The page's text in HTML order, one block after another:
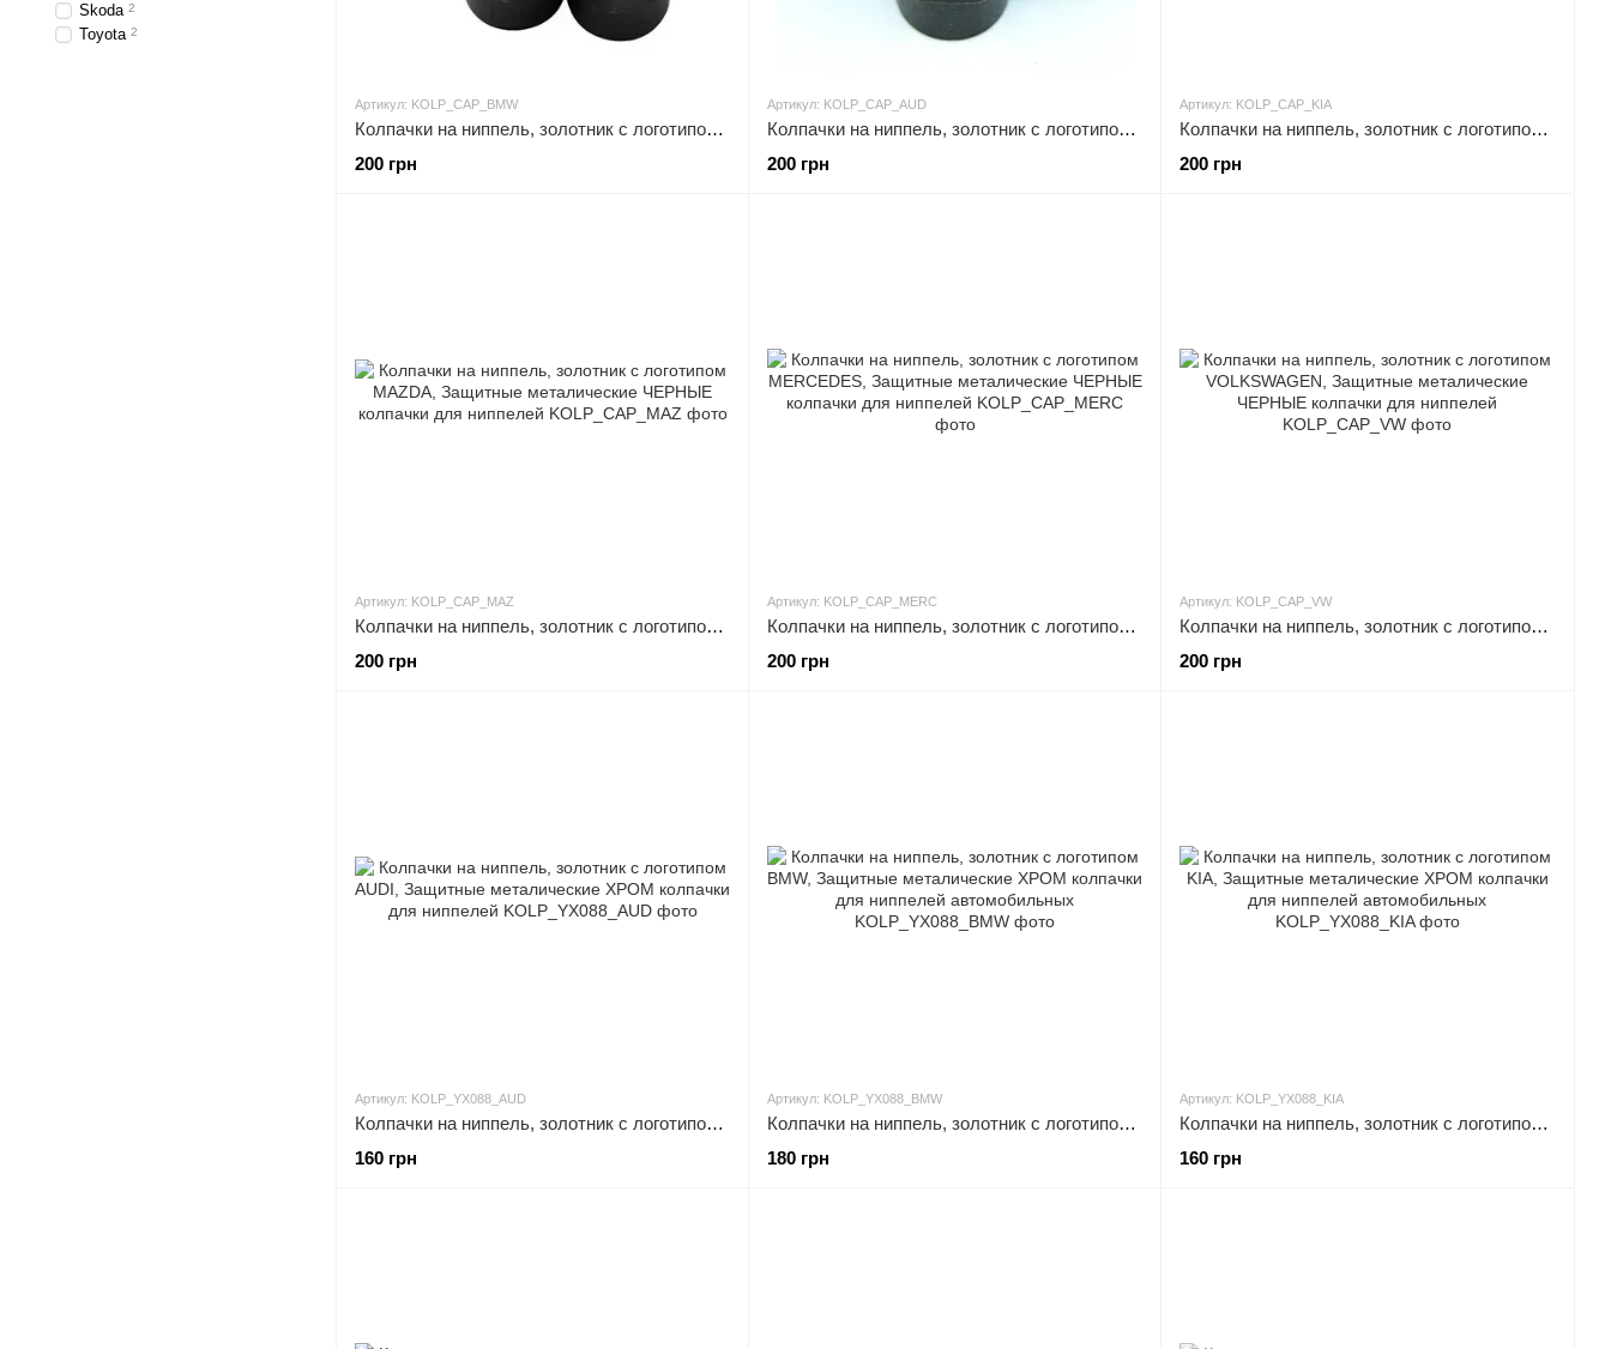
Артикул: KOLP_CAP_BMW
Колпачки на ниппель, золотник с логотипом BMW, Защитные металические ЧЕРНЫЕ колпачки для ниппелей
200 грн
Артикул: KOLP_CAP_AUD
Колпачки на ниппель, золотник с логотипом AUDI, Защитные металические ЧЕРНЫЕ колпачки для ниппелей
200 грн
Артикул: KOLP_CAP_KIA
Колпачки на ниппель, золотник с логотипом KIA, Защитные металические ЧЕРНЫЕ колпачки для ниппелей
200 грн
Артикул: KOLP_CAP_MAZ
Колпачки на ниппель, золотник с логотипом MAZDA, Защитные металические ЧЕРНЫЕ колпачки для ниппелей
200 грн
Артикул: KOLP_CAP_MERC
Колпачки на ниппель, золотник с логотипом MERCEDES, Защитные металические ЧЕРНЫЕ колпачки для ниппелей
200 грн
Артикул: KOLP_CAP_VW
Колпачки на ниппель, золотник с логотипом VOLKSWAGEN, Защитные металические ЧЕРНЫЕ колпачки для ниппелей
200 грн
Артикул: KOLP_YX088_AUD
Колпачки на ниппель, золотник с логотипом AUDI, Защитные металические ХРОМ колпачки для ниппелей
160 грн
Артикул: KOLP_YX088_BMW
Колпачки на ниппель, золотник с логотипом BMW, Защитные металические ХРОМ колпачки для ниппелей автомобильных
180 грн
Артикул: KOLP_YX088_KIA
Колпачки на ниппель, золотник с логотипом KIA, Защитные металические ХРОМ колпачки для ниппелей автомобильных
160 грн
Skoda 2
Toyota 2